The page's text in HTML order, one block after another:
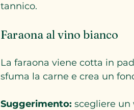
tannico.
Faraona al vino bianco
La faraona viene cotta in
sfuma la carne e crea un
Suggerimento: scegliere un